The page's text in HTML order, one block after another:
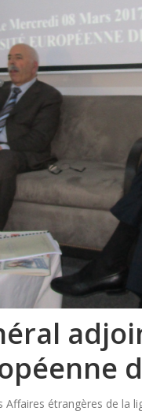
étrangères de la